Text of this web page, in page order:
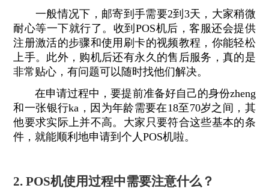
一般情况下，邮寄到手需要2到3天，大家稍微
耐心等一下就行了。收到POS机后，客服还会提供
注册激活的步骤和使用刷卡的视频教程，你能轻松
上手。此外，购机后还有永久的售后服务，真的是
非常贴心，有问题可以随时找他们解决。
在申请过程中，要提前准备好自己的身份zheng
和一张银行ka，因为年龄需要在18至70岁之间，其
他要求实际上并不高。大家只要符合这些基本的条
件，就能顺利地申请到个人POS机啦。
2. POS机使用过程中需要注意什么？